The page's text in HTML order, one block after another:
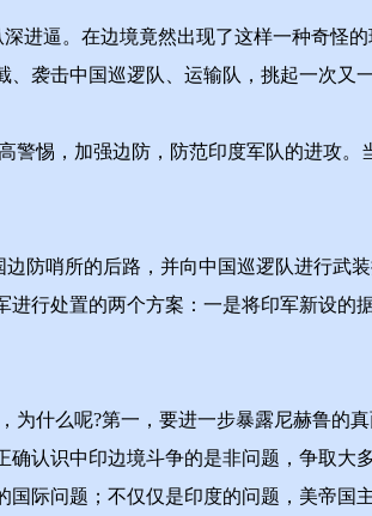
逼。在边境竟然出现了这样一种奇怪
袭击中国巡逻队、运输队，挑起一次又
，加强边防，防范印度军队的进攻。
哨所的后路，并向中国巡逻队进行武
行处置的两个方案：一是将印军新设的
么呢?第一，要进一步暴露尼赫鲁的
认识中印边境斗争的是非问题，争取大
际问题；不仅仅是印度的问题，美帝国